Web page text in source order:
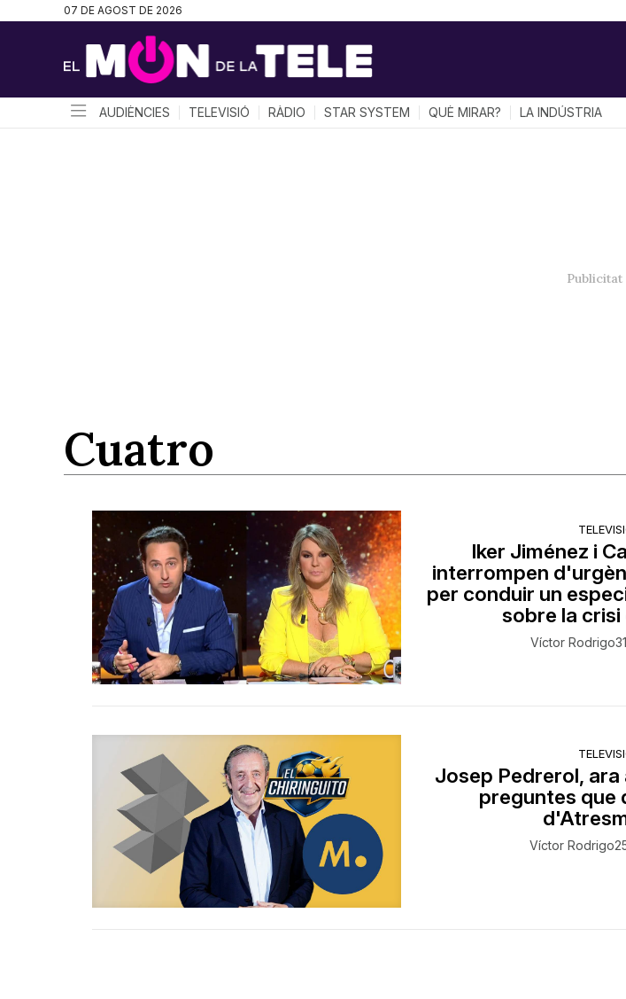
07 DE AGOST DE 2026
AUDIÈNCIES TELEVISIÓ RÀDIO STAR SYSTEM QUÈ MIRAR? LA INDÚSTRIA
Cuatro
Iker Jiménez i
interrompen
per conduir un
sobre la crisi
Víctor Rodrigo
Josep Pedrerol,
preguntes que
Víctor Rodrigo